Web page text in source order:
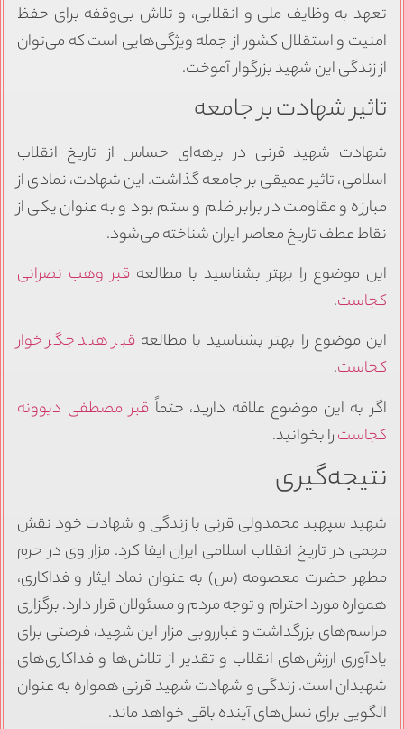
تعهد به وظایف ملی و انقلابی، و تلاش بی‌وقفه برای حفظ
امنیت و استقلال کشور از جمله ویژگی‌هایی است که می‌توان
از زندگی این شهید بزرگوار آموخت.
تاثیر شهادت بر جامعه
شهادت شهید قرنی در برهه‌ای حساس از تاریخ انقلاب
اسلامی، تاثیر عمیقی بر جامعه گذاشت. این شهادت، نمادی از
مبارزه و مقاومت در برابر ظلم و ستم بود و به عنوان یکی از
نقاط عطف تاریخ معاصر ایران شناخته می‌شود.
این موضوع را بهتر بشناسید با مطالعه قبر وهب نصرانی
کجاست.
این موضوع را بهتر بشناسید با مطالعه قبر هند جگر خوار
کجاست.
اگر به این موضوع علاقه دارید، حتماً قبر مصطفی دیوونه
کجاسترا بخوانید.
نتیجه‌گیری
شهید سپهبد محمدولی قرنی با زندگی و شهادت خود نقش
مهمی در تاریخ انقلاب اسلامی ایران ایفا کرد. مزار وی در حرم
مطهر حضرت معصومه (س) به عنوان نماد ایثار و فداکاری،
همواره مورد احترام و توجه مردم و مسئولان قرار دارد. برگزاری
مراسم‌های بزرگداشت و غبارروبی مزار این شهید، فرصتی برای
یادآوری ارزش‌های انقلاب و تقدیر از تلاش‌ها و فداکاری‌های
شهیدان است. زندگی و شهادت شهید قرنی همواره به عنوان
الگویی برای نسل‌های آینده باقی خواهد ماند.